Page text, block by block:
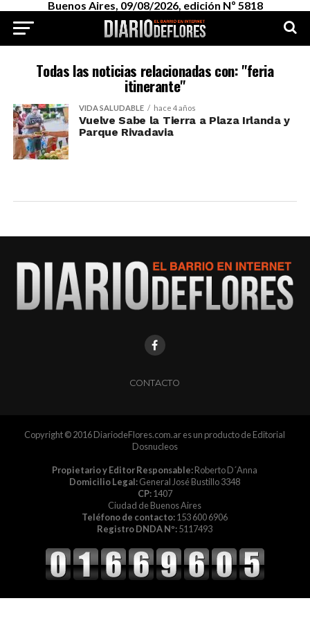
Buenos Aires, 09/08/2026, edición Nº 5818
Todas las noticias relacionadas con: "feria
itinerante"
VIDA SALUDABLE hace 4 años
Vuelve Sabe la Tierra a Plaza Irlanda y
Parque Rivadavia
CONTACTO
Copyright © 2016 DiariodeFlores.com.ar es un producto de Editorial
Dosnucleos
Propietario y Editor Responsable:Roberto D´Anna
Domicilio Legal:General José Bustillo 3348
CP:1407
Ciudad de Buenos Aires
Teléfono de contacto:153 600 6906
Registro DNDA Nº:5117493